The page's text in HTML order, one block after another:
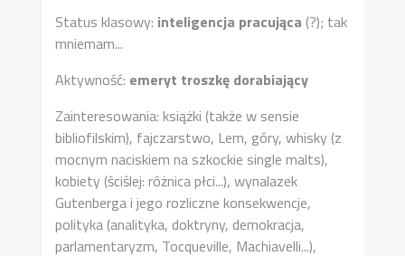
Status klasowy: inteligencja pracująca (?); tak
mniemam...
Aktywność: emeryt troszkę dorabiający
Zainteresowania: książki (także w sensie
bibliofilskim), fajczarstwo, Lem, góry, whisky (z
mocnym naciskiem na szkockie single malts),
kobiety (ściślej: różnica płci...), wynalazek
Gutenberga i jego rozliczne konsekwencje,
polityka (analityka, doktryny, demokracja,
parlamentaryzm, Tocqueville, Machiavelli...),